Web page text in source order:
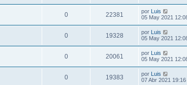
0 22381 por Luis
05 May 2021
0 19328 por Luis
05 May 2021
0 20061 por Luis
05 May 2021
0 19383 por Luis
07 Abr 2021 19:16